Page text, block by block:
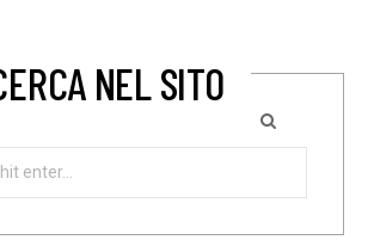
NEL SITO